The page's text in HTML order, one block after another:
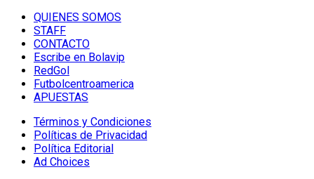
QUIENES SOMOS
STAFF
CONTACTO
Escribe en Bolavip
RedGol
Futbolcentroamerica
APUESTAS
Términos y Condiciones
Políticas de Privacidad
Política Editorial
Ad Choices